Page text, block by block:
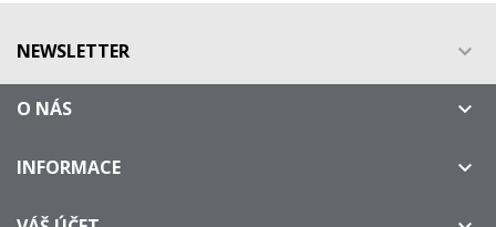
NEWSLETTER 
O NÁS 
INFORMACE 